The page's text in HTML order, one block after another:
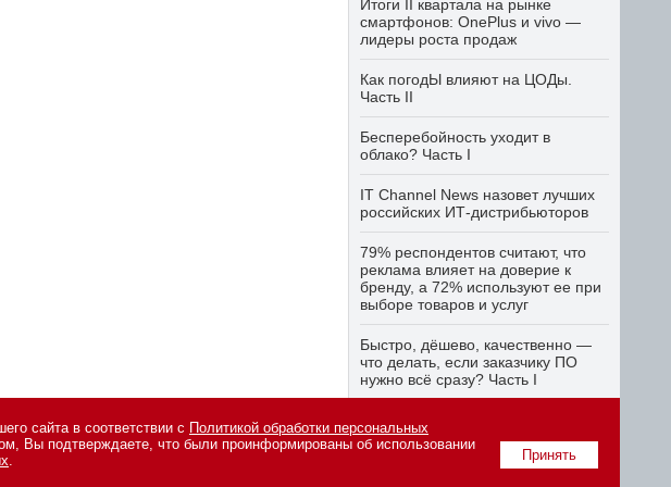
Итоги II квартала на рынке
смартфонов: OnePlus и vivo —
лидеры роста продаж
Как погодЫ влияют на ЦОДы.
Часть II
Бесперебойность уходит в
облако? Часть I
IT Channel News назовет лучших
российских ИТ-дистрибьюторов
79% респондентов считают, что
реклама влияет на доверие к
бренду, а 72% используют ее при
выборе товаров и услуг
Быстро, дёшево, качественно —
что делать, если заказчику ПО
нужно всё сразу? Часть I
и порядке использования материалов сайта
22-63. E-mail:
Принять
сайта в соответствии с Политикой обработки персональных
Вы подтверждаете, что были проинформированы об использовании
.